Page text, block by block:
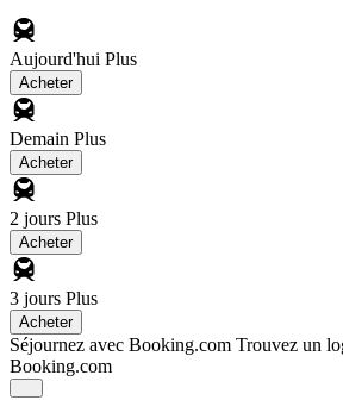
Aujourd'hui Plus
Acheter
Demain Plus
Acheter
2 jours Plus
Acheter
3 jours Plus
Acheter
Séjournez avec Booking.com Trouvez un
Booking.com